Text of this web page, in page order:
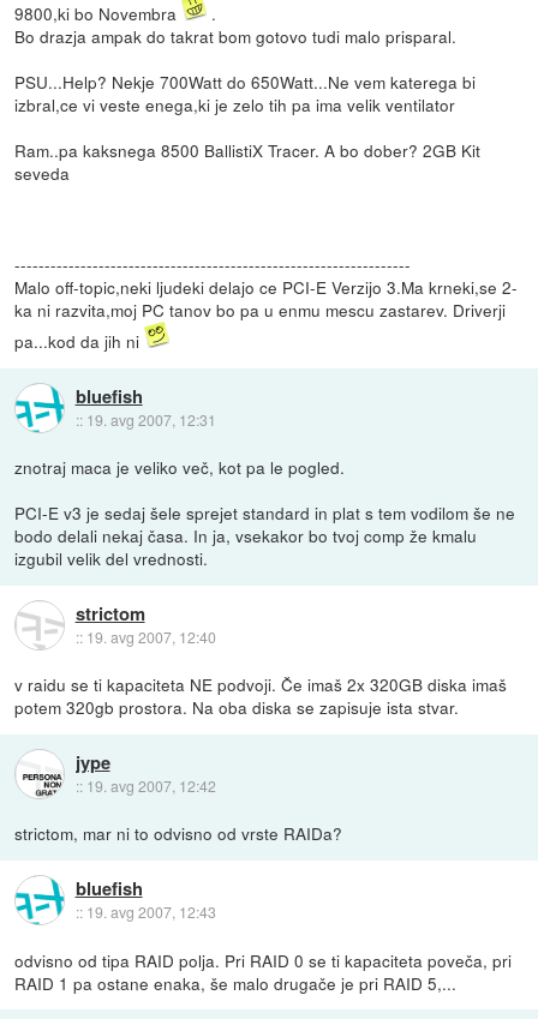
9800,ki bo Novembra
.
Bo drazja ampak do takrat bom gotovo tudi malo prisparal.
PSU...Help? Nekje 700Watt do 650Watt...Ne vem katerega bi
izbral,ce vi veste enega,ki je zelo tih pa ima velik ventilator
Ram..pa kaksnega 8500 BallistiX Tracer. A bo dober? 2GB Kit
seveda
------------------------------------------------------------------
Malo off-topic,neki ljudeki delajo ce PCI-E Verzijo 3.Ma krneki,se 2-
ka ni razvita,moj PC tanov bo pa u enmu mescu zastarev. Driverji
pa...kod da jih ni
bluefish
:: 19. avg 2007, 12:31
znotraj maca je veliko več, kot pa le pogled.
PCI-E v3 je sedaj šele sprejet standard in plat s tem vodilom še ne
bodo delali nekaj časa. In ja, vsekakor bo tvoj comp že kmalu
izgubil velik del vrednosti.
strictom
:: 19. avg 2007, 12:40
v raidu se ti kapaciteta NE podvoji. Če imaš 2x 320GB diska imaš
potem 320gb prostora. Na oba diska se zapisuje ista stvar.
jype
:: 19. avg 2007, 12:42
strictom, mar ni to odvisno od vrste RAIDa?
bluefish
:: 19. avg 2007, 12:43
odvisno od tipa RAID polja. Pri RAID 0 se ti kapaciteta poveča, pri
RAID 1 pa ostane enaka, še malo drugače je pri RAID 5,...